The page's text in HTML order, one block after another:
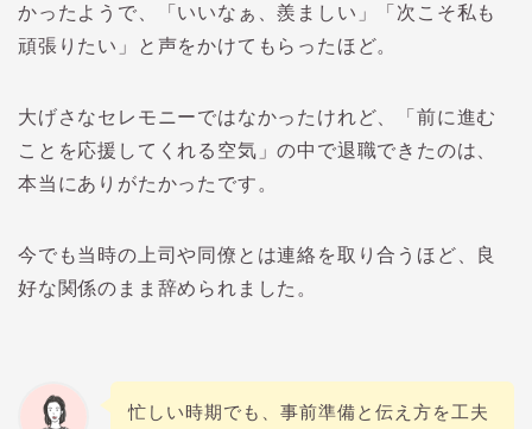
かったようで、「いいなぁ、羨ましい」「次こそ私も
頑張りたい」と声をかけてもらったほど。
大げさなセレモニーではなかったけれど、「前に進む
ことを応援してくれる空気」の中で退職できたのは、
本当にありがたかったです。
今でも当時の上司や同僚とは連絡を取り合うほど、良
好な関係のまま辞められました。
忙しい時期でも、事前準備と伝え方を工夫